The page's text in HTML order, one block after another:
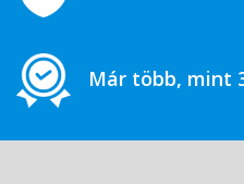
Már több, mint